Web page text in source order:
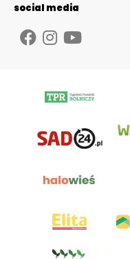
social media